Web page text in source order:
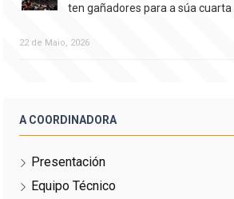
ten gañadores para a súa cuarta
22 de Maio, 2026
A COORDINADORA
Presentación
Equipo Técnico